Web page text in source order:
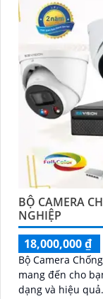
nào khác, bạn
BỘ CAMERA
NGHIỆP
18,000,000 ₫
Bộ Camera
mang đến cho
dạng và hiệu quả. Bộ sản phẩm này bao gồm đầy đủ các